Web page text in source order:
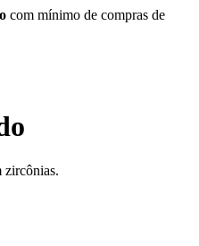
com mínimo de compras de
zircônias.